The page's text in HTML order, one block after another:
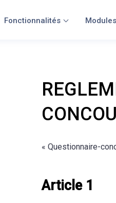
Fonctionnalités Modules
« Questionnaire-
Article 1